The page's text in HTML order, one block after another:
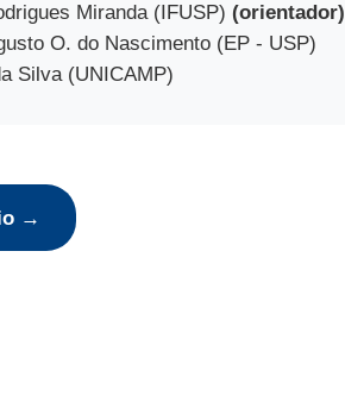
Miranda (IFUSP) (orientador)
O. do Nascimento (EP - USP)
Silva (UNICAMP)
→